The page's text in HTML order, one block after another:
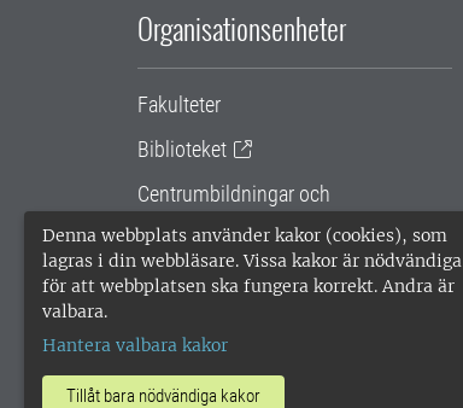
Denna webbplats använder kakor (cookies), som
lagras i din webbläsare. Vissa kakor är nödvändiga
för att webbplatsen ska fungera korrekt. Andra är
valbara.
Hantera valbara kakor
Tillåt bara nödvändiga kakor
Organisationsenheter
Fakulteter
Biblioteket
Centrumbildningar och
samarbetsprojekt
Gemensamma verksamhetsstödet